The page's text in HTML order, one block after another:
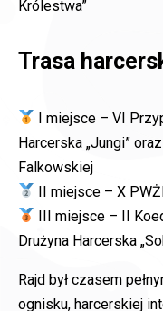
Królestwa”
Trasa
I miejsce – VI
Harcerska „Jungi”
Falkowskiej
II miejsce – X
III miejsce – II
Drużyna Harcerska
Rajd był czasem
ognisku, harcerskiej